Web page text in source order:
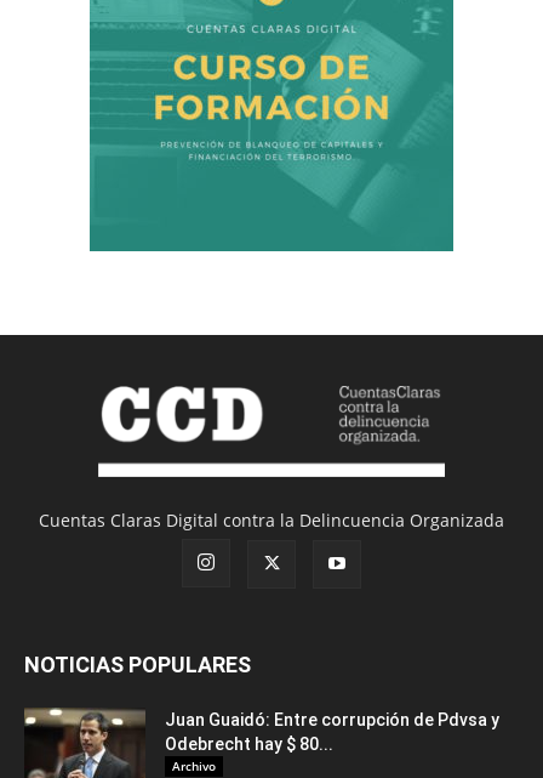
Cuentas Claras Digital contra la Delincuencia Organizada
NOTICIAS POPULARES
Juan Guaidó: Entre corrupción de Pdvsa y
Odebrecht hay $ 80...
Archivo